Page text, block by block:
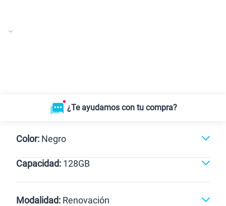
¿Te ayudamos con tu compra?
Color: Negro
Negro
Capacidad: 128GB
128GB
Modalidad: Renovación